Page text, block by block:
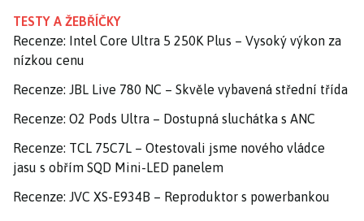
TESTY A ŽEBŘÍČKY
Recenze: Intel Core Ultra 5 250K Plus – Vysoký výkon za
nízkou cenu
Recenze: JBL Live 780 NC – Skvěle vybavená střední třída
Recenze: O2 Pods Ultra – Dostupná sluchátka s ANC
Recenze: TCL 75C7L – Otestovali jsme nového vládce
jasu s obřím SQD Mini-LED panelem
Recenze: JVC XS-E934B – Reproduktor s powerbankou